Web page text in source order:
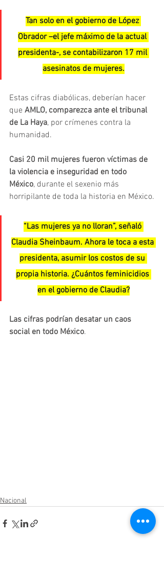
Tan solo en el gobierno de López
Obrador –el jefe máximo de la actual
presidenta-, se contabilizaron 17 mil
asesinatos de mujeres.
Estas cifras diabólicas, deberían hacer
que AMLO, comparezca ante el tribunal
de La Haya, por crímenes contra la
humanidad.
Casi 20 mil mujeres fueron víctimas de
la violencia e inseguridad en todo
México, durante el sexenio más
horripilante de toda la historia en México.
“Las mujeres ya no lloran”, señaló
Claudia Sheinbaum. Ahora le toca a esta
presidenta, asumir los costos de su
propia historia. ¿Cuántos feminicidios
en el gobierno de Claudia?
Las cifras podrían desatar un caos
social en todo México.
Nacional